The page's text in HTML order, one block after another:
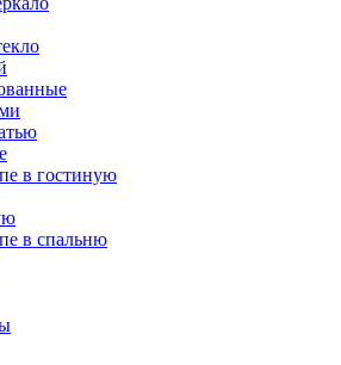
в гостиную
в спальню